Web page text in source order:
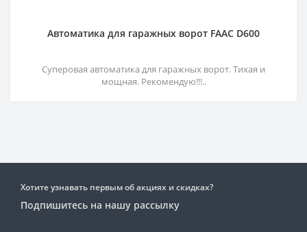
Автоматика для гаражных ворот FAAC D600
Суперовая автоматика для гаражных ворот. Тихая и
мощная. Рекомендую!!!..
Хотите узнавать первым об акциях и скидках?
Подпишитесь на нашу рассылку